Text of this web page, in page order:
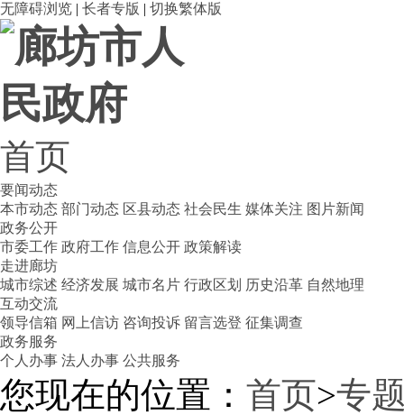
无障碍浏览 | 长者专版 | 切换繁体版
首页
要闻动态
本市动态 部门动态 区县动态 社会民生 媒体关注 图片新闻
政务公开
市委工作 政府工作 信息公开 政策解读
走进廊坊
城市综述 经济发展 城市名片 行政区划 历史沿革 自然地理
互动交流
领导信箱 网上信访 咨询投诉 留言选登 征集调查
政务服务
个人办事 法人办事 公共服务
您现在的位置： 首页>专